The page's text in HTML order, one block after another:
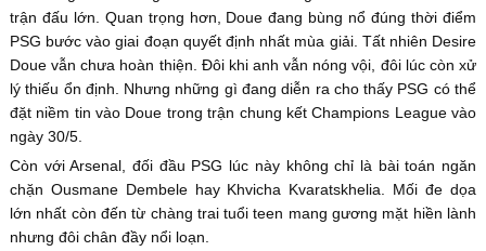
trận đấu lớn. Quan trọng hơn, Doue đang bùng nổ đúng thời điểm
PSG bước vào giai đoạn quyết định nhất mùa giải. Tất nhiên Desire
Doue vẫn chưa hoàn thiện. Đôi khi anh vẫn nóng vội, đôi lúc còn xử
lý thiếu ổn định. Nhưng những gì đang diễn ra cho thấy PSG có thể
đặt niềm tin vào Doue trong trận chung kết Champions League vào
ngày 30/5.
Còn với Arsenal, đối đầu PSG lúc này không chỉ là bài toán ngăn
chặn Ousmane Dembele hay Khvicha Kvaratskhelia. Mối đe dọa
lớn nhất còn đến từ chàng trai tuổi teen mang gương mặt hiền lành
nhưng đôi chân đầy nổi loạn.